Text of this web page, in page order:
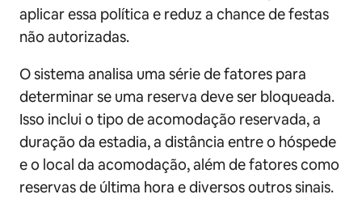
aplicar essa política e reduz a chance de festas
não autorizadas.
O sistema analisa uma série de fatores para
determinar se uma reserva deve ser bloqueada.
Isso inclui o tipo de acomodação reservada, a
duração da estadia, a distância entre o hóspede
e o local da acomodação, além de fatores como
reservas de última hora e diversos outros sinais.